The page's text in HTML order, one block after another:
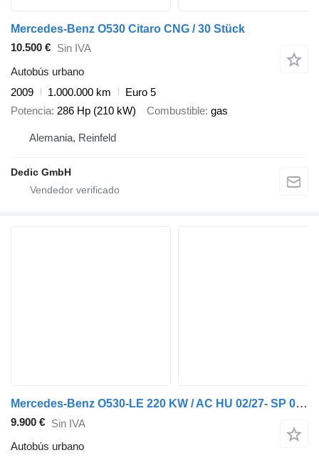
Mercedes-Benz O530 Citaro CNG / 30 Stück
10.500 € Sin IVA
Autobús urbano
2009
1.000.000 km
Euro 5
Potencia 286 Hp (210 kW) Combustible gas
Alemania, Reinfeld
Dedic GmbH
Mercedes-Benz O530-LE 220 KW / AC HU 02/27- SP 08/26
9.900 € Sin IVA
Autobús urbano